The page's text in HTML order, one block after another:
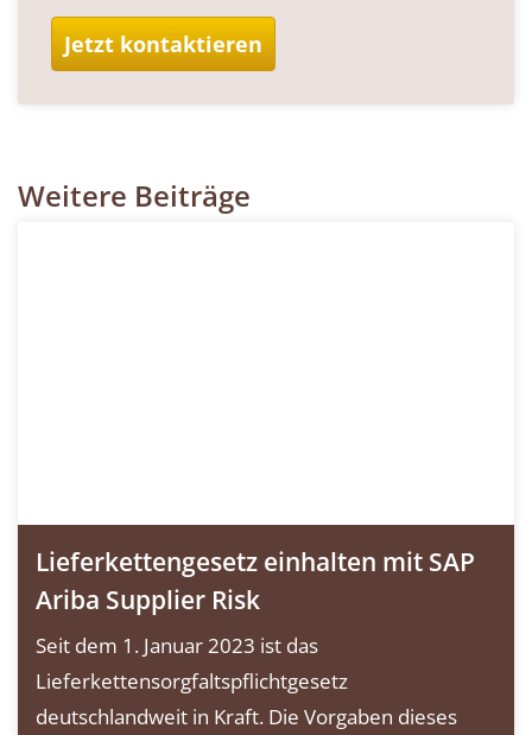
Jetzt kontaktieren
Weitere Beiträge
Lieferkettengesetz einhalten mit SAP
Ariba Supplier Risk
Seit dem 1. Januar 2023 ist das
Lieferkettensorgfaltspflichtgesetz
deutschlandweit in Kraft. Die Vorgaben dieses